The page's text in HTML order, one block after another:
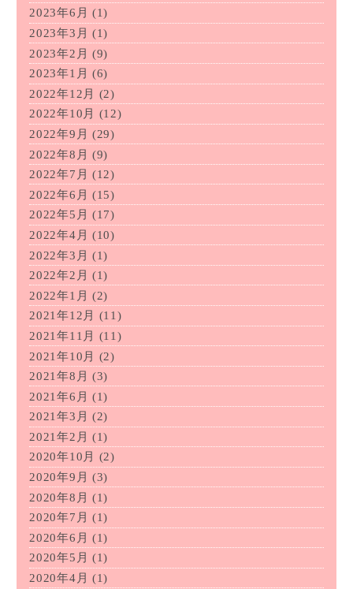
2023年6月 (1)
2023年3月 (1)
2023年2月 (9)
2023年1月 (6)
2022年12月
(2)
2022年10月
(12)
2022年9月 (29)
2022年8月 (9)
2022年7月 (12)
2022年6月 (15)
2022年5月 (17)
2022年4月 (10)
2022年3月 (1)
2022年2月 (1)
2022年1月 (2)
2021年12月
(11)
2021年11月
(11)
2021年10月 (2)
2021年8月 (3)
2021年6月 (1)
2021年3月 (2)
2021年2月 (1)
2020年10月
(2)
2020年9月 (3)
2020年8月 (1)
2020年7月 (1)
2020年6月 (1)
2020年5月 (1)
2020年4月 (1)